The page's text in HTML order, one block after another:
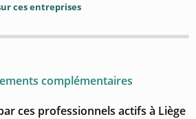
ces entreprises
complémentaires
ces professionnels actifs à Liège